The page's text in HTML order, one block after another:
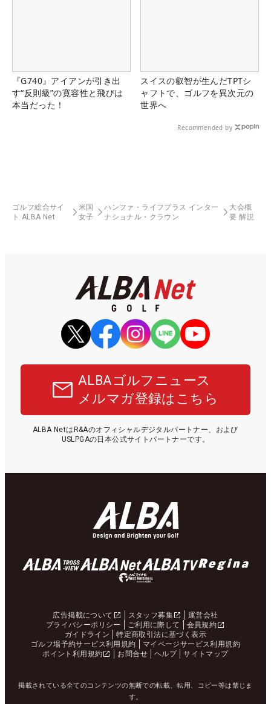
『G740』アイアンが引き出
す“反則級”の寛容性と飛びは
本当だった！
スイスの叡智が生んだTPTシ
ャフトで、ゴルフを異次元の
世界へ
Recommended by
ゴルフ総合サイ
ト ALBA Net
米国
女子
ハンファ・ライフプラス インター
ナショナル・クラウン
大会概
要 解説
ALBAゴルフニュース
メルマガ登録はこちら
ALBA NetはR&Aのオフィシャルデジタルパートナー、および
USLPGAの日本公式サイトパートナーです。
広告掲載について スタッフ募集
運営会社
プライバシーポリシー
ご利用に際して
会員規約
ガイドライン
特定商取引法に基づく表示
ゴルフ場予約サービス利用規約
マイページサービス利用規約
ポイント利用規約
お問合せ ヘルプ サイトマップ
掲載されている全てのコンテンツの無断での転載、転用、コピー等は禁じま
す。